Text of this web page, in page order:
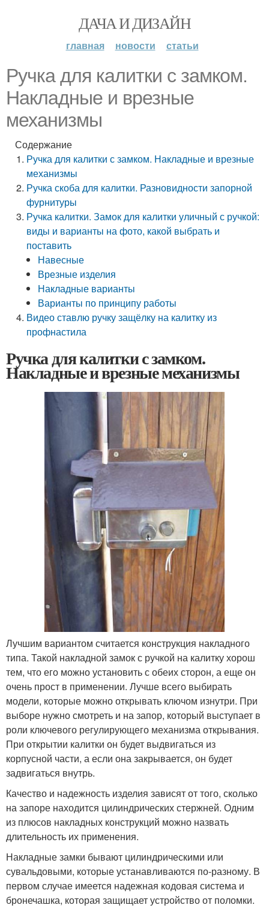
ДАЧА И ДИЗАЙН
главная новости статьи
Ручка для калитки с замком.
Накладные и врезные
механизмы
Содержание
Ручка для калитки с замком. Накладные и врезные
механизмы
Ручка скоба для калитки. Разновидности запорной
фурнитуры
Ручка калитки. Замок для калитки уличный с ручкой:
виды и варианты на фото, какой выбрать и
поставить
Навесные
Врезные изделия
Накладные варианты
Варианты по принципу работы
Видео ставлю ручку защёлку на калитку из
профнастила
Ручка для калитки с замком.
Накладные и врезные механизмы
Лучшим вариантом считается конструкция накладного
типа. Такой накладной замок с ручкой на калитку хорош
тем, что его можно установить с обеих сторон, а еще он
очень прост в применении. Лучше всего выбирать
модели, которые можно открывать ключом изнутри. При
выборе нужно смотреть и на запор, который выступает в
роли ключевого регулирующего механизма открывания.
При открытии калитки он будет выдвигаться из
корпусной части, а если она закрывается, он будет
задвигаться внутрь.
Качество и надежность изделия зависят от того, сколько
на запоре находится цилиндрических стержней. Одним
из плюсов накладных конструкций можно назвать
длительность их применения.
Накладные замки бывают цилиндрическими или
сувальдовыми, которые устанавливаются по-разному. В
первом случае имеется надежная кодовая система и
бронечашка, которая защищает устройство от поломки.